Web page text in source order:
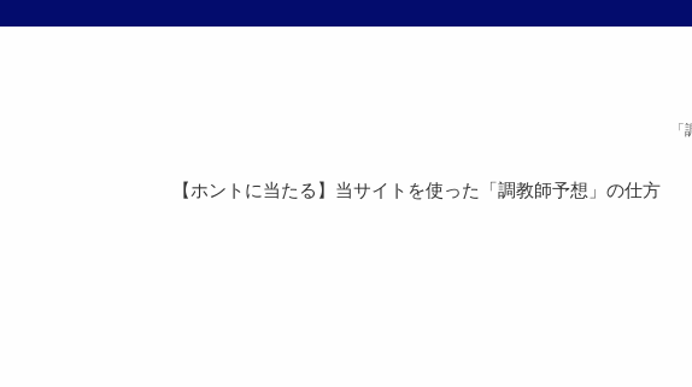
【ホントに当たる】当サイトを使った「調教師予想」の仕方